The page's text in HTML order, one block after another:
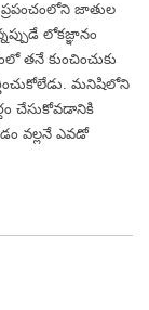
ప్రపంచంలోని జాతుల
లోకజ్ఞానం
తనే కుంచించుకు
మనిషిలోని
చేసుకోవడానికి
వల్లనే ఎవడో